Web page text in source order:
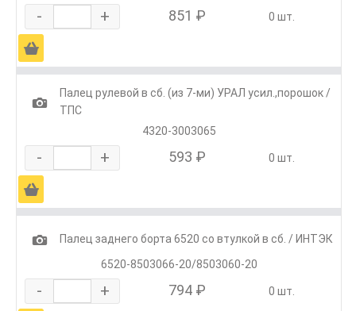
- + 851 ₽ 0 шт.
Ä
1
Палец рулевой в сб. (из 7-ми) УРАЛ усил.,порошок /
ТПС
4320-3003065
- + 593 ₽ 0 шт.
Ä
1
Палец заднего борта 6520 со втулкой в сб. / ИНТЭК
6520-8503066-20/8503060-20
- + 794 ₽ 0 шт.